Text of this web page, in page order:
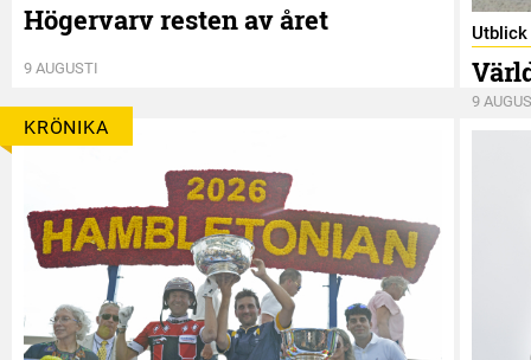
Högervarv resten av året
9 AUGUSTI
Utblick
9
KRÖNIKA